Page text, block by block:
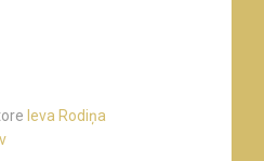
Ieva Rodiņa